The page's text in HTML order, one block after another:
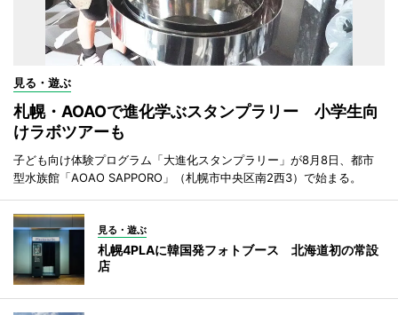
見る・遊ぶ
札幌・AOAOで進化学ぶスタンプラリー 小学生向
けラボツアーも
子ども向け体験プログラム「大進化スタンプラリー」が8月8日、都市
型水族館「AOAO SAPPORO」（札幌市中央区南2西3）で始まる。
見る・遊ぶ
札幌4PLAに韓国発フォトブース 北海道初の常設
店